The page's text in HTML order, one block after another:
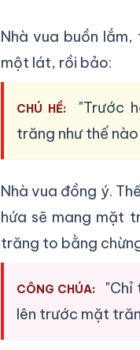
Nhà vua buồn lắm,
một lát, rồi bảo:
CHÚ HỀ:
"Trước
trăng như thế
Nhà vua đồng ý.
hứa sẽ mang mặt
trăng to bằng
CÔNG CHÚA:
"Chỉ
lên trước mặt